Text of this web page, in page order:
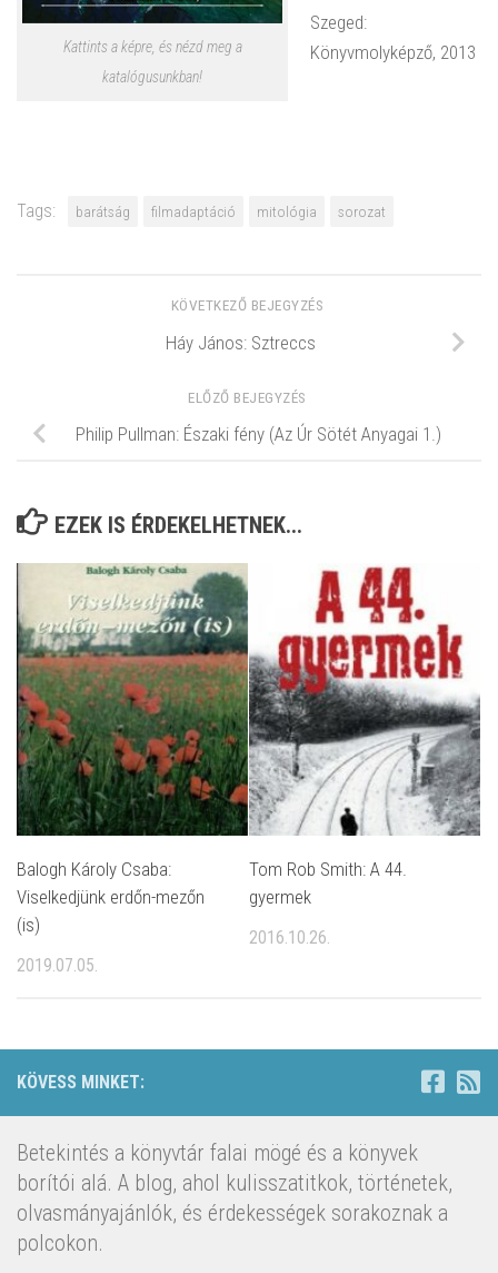
Kattints a képre, és nézd meg a
katalógusunkban!
Szeged:
Könyvmolyképző, 2013
Tags: barátság filmadaptáció mitológia sorozat
KÖVETKEZŐ BEJEGYZÉS
Háy János: Sztreccs
ELŐZŐ BEJEGYZÉS
Philip Pullman: Északi fény (Az Úr Sötét Anyagai 1.)
EZEK IS ÉRDEKELHETNEK...
Balogh Károly Csaba:
Viselkedjünk erdőn-mezőn
(is)
2019.07.05.
Tom Rob Smith: A ​44.
gyermek
2016.10.26.
KÖVESS MINKET:
Betekintés a könyvtár falai mögé és a könyvek
borítói alá. A blog, ahol kulisszatitkok, történetek,
olvasmányajánlók, és érdekességek sorakoznak a
polcokon.